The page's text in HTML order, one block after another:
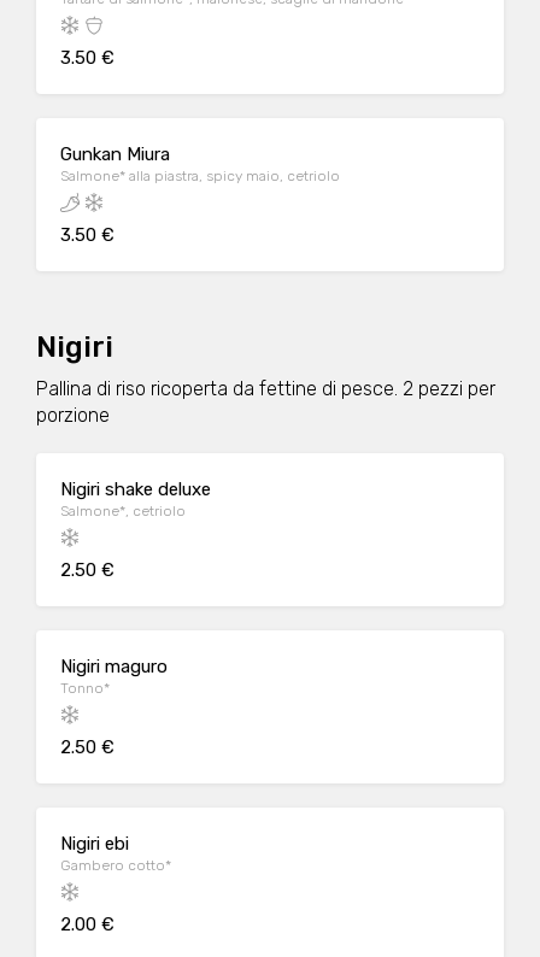
3.50 €
Gunkan Miura
Salmone* alla piastra, spicy maio, cetriolo
3.50 €
Nigiri
Pallina di riso ricoperta da fettine di pesce. 2 pezzi per
porzione
Nigiri shake deluxe
Salmone*, cetriolo
2.50 €
Nigiri maguro
Tonno*
2.50 €
Nigiri ebi
Gambero cotto*
2.00 €